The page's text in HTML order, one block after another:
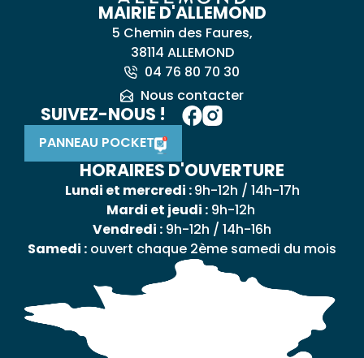
MAIRIE D'ALLEMOND
5 Chemin des Faures,
38114 ALLEMOND
04 76 80 70 30
Nous contacter
SUIVEZ-NOUS !
PANNEAU POCKET
HORAIRES D'OUVERTURE
Lundi et mercredi :9h-12h / 14h-17h
Mardi et jeudi :9h-12h
Vendredi : 9h-12h / 14h-16h
Samedi : ouvert chaque 2ème samedi du mois